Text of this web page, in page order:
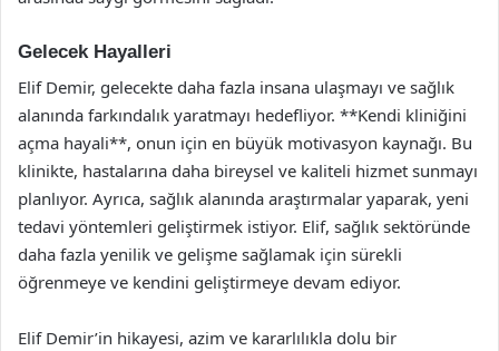
Gelecek Hayalleri
Elif Demir, gelecekte daha fazla insana ulaşmayı ve sağlık
alanında farkındalık yaratmayı hedefliyor. **Kendi kliniğini
açma hayali**, onun için en büyük motivasyon kaynağı. Bu
klinikte, hastalarına daha bireysel ve kaliteli hizmet sunmayı
planlıyor. Ayrıca, sağlık alanında araştırmalar yaparak, yeni
tedavi yöntemleri geliştirmek istiyor. Elif, sağlık sektöründe
daha fazla yenilik ve gelişme sağlamak için sürekli
öğrenmeye ve kendini geliştirmeye devam ediyor.
Elif Demir’in hikayesi, azim ve kararlılıkla dolu bir